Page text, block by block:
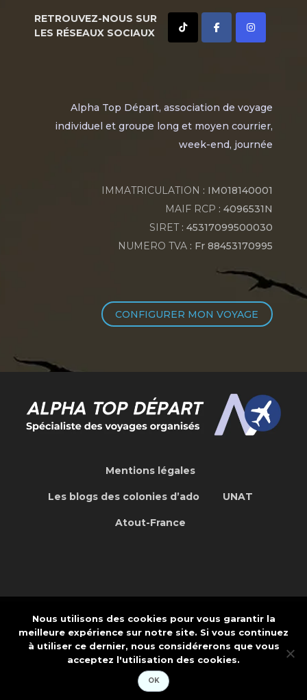
RETROUVEZ-NOUS SUR
LES RÉSEAUX SOCIAUX
Alpha Top Départ, association de voyage
individuel et groupe long et moyen courrier,
week-end, journée
IMMATRICULATION : IM018140001
MAIF RCP : 4096531N
SIRET: 45317099500030
NUMERO TVA : Fr 88453170995
CONFIGURER MON VOYAGE
Mentions légales
Les blogs des colonies d’ado UNAT
Atout-France
Concepteur de site Web Internet et
Application: CREAPTE.COM
Nous utilisons des cookies pour vous garantir la
meilleure expérience sur notre site. Si vous continuez
à utiliser ce dernier, nous considérerons que vous
acceptez l'utilisation des cookies.
OK